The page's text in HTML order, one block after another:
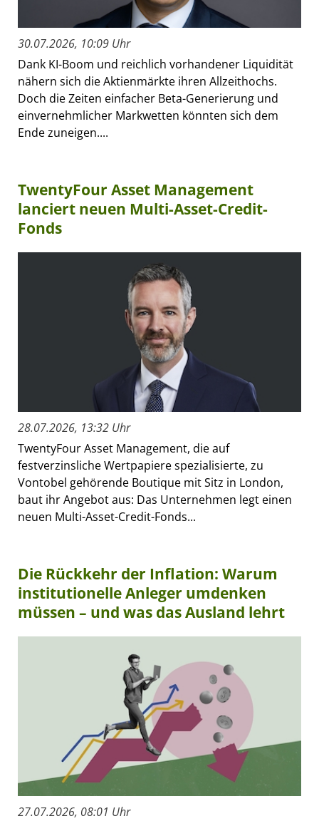
30.07.2026, 10:09 Uhr
Dank KI-Boom und reichlich vorhandener Liquidität
nähern sich die Aktienmärkte ihren Allzeithochs.
Doch die Zeiten einfacher Beta-Generierung und
einvernehmlicher Markwetten könnten sich dem
Ende zuneigen....
TwentyFour Asset Management
lanciert neuen Multi-Asset-Credit-
Fonds
28.07.2026, 13:32 Uhr
TwentyFour Asset Management, die auf
festverzinsliche Wertpapiere spezialisierte, zu
Vontobel gehörende Boutique mit Sitz in London,
baut ihr Angebot aus: Das Unternehmen legt einen
neuen Multi-Asset-Credit-Fonds...
Die Rückkehr der Inflation: Warum
institutionelle Anleger umdenken
müssen – und was das Ausland lehrt
27.07.2026, 08:01 Uhr